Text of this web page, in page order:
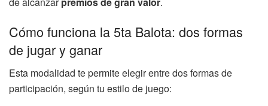
Cómo funciona la 5ta Balota: dos formas
de jugar y ganar
Esta modalidad te permite elegir entre dos formas de
participación, según tu estilo de juego: